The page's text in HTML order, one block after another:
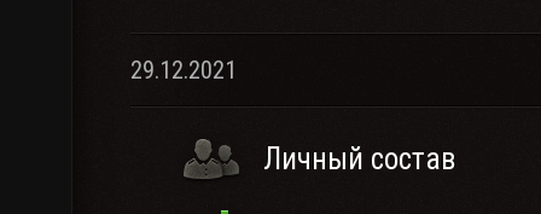
29.12.2021
Личный состав